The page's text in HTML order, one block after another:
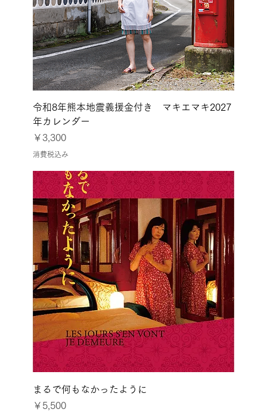
令和8年熊本地震義援金付き マキエマキ2027
年カレンダー
価格
￥3,300
消費税込み
まるで何もなかったように
価格
￥5,500